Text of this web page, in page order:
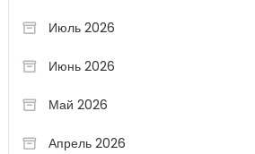
Июль 2026
Июнь 2026
Май 2026
Апрель 2026